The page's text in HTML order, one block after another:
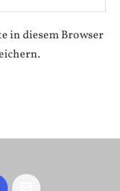
in diesem Browser